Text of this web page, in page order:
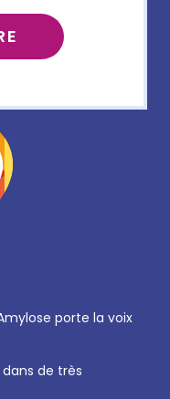
porte la voix
de très